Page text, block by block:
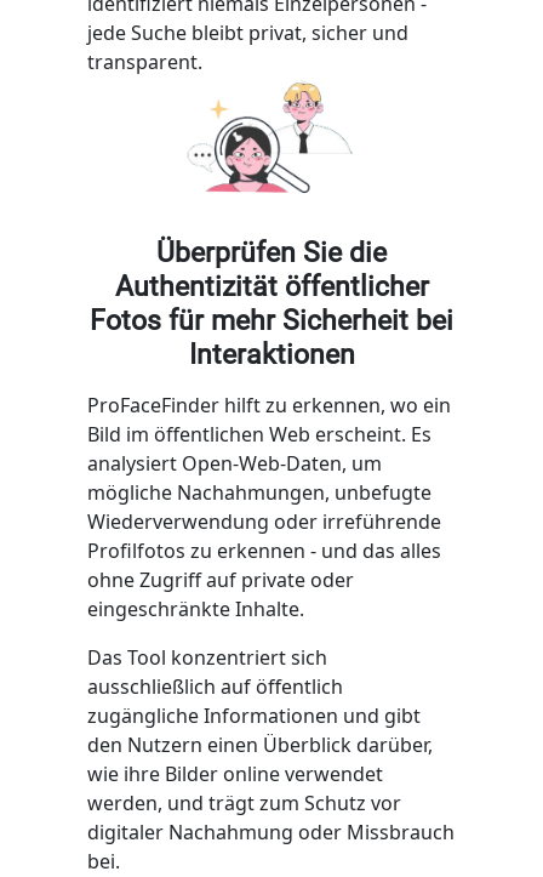
jede Suche bleibt privat, sicher und
transparent.
Überprüfen Sie die
Authentizität öffentlicher
Fotos für mehr Sicherheit bei
Interaktionen
ProFaceFinder hilft zu erkennen, wo ein
Bild im öffentlichen Web erscheint. Es
analysiert Open-Web-Daten, um
mögliche Nachahmungen, unbefugte
Wiederverwendung oder irreführende
Profilfotos zu erkennen - und das alles
ohne Zugriff auf private oder
eingeschränkte Inhalte.
Das Tool konzentriert sich
ausschließlich auf öffentlich
zugängliche Informationen und gibt
den Nutzern einen Überblick darüber,
wie ihre Bilder online verwendet
werden, und trägt zum Schutz vor
digitaler Nachahmung oder Missbrauch
bei.